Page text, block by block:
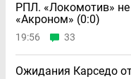
РПЛ. «Локомотив»
«Акроном» (0:0)
19:56 33
Ожидания Карседо